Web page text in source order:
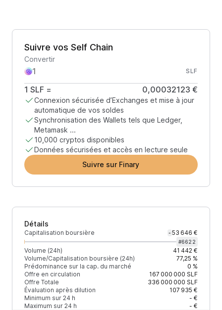
Suivre vos Self Chain
Convertir
SLF
1 SLF = 0,00032123 €
Connexion sécurisée d’Exchanges et mise à jour
automatique de vos soldes
Synchronisation des Wallets tels que Ledger,
Metamask ...
10,000 cryptos disponibles
Données sécurisées et accès en lecture seule
Suivre sur Finary
Détails
Capitalisation boursière - 53 646 €
#6622
Volume (24h)
41 442 €
Volume/Capitalisation boursière (24h)
77,25 %
Prédominance sur la cap. du marché
0 %
Offre en circulation
167 000 000 SLF
Offre Totale
336 000 000 SLF
Évaluation après dilution
107 935 €
Minimum sur 24 h
- €
Maximum sur 24 h
- €